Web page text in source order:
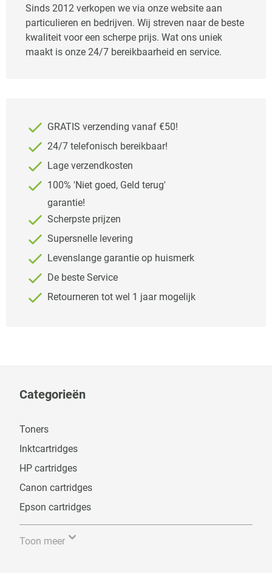
Sinds 2012 verkopen we via onze website aan
particulieren en bedrijven. Wij streven naar de beste
kwaliteit voor een scherpe prijs. Wat ons uniek
maakt is onze 24/7 bereikbaarheid en service.
GRATIS verzending vanaf €50!
24/7 telefonisch bereikbaar!
Lage verzendkosten
100% 'Niet goed, Geld terug'
garantie!
Scherpste prijzen
Supersnelle levering
Levenslange garantie op huismerk
De beste Service
Retourneren tot wel 1 jaar mogelijk
Categorieën
Toners
Inktcartridges
HP cartridges
Canon cartridges
Epson cartridges
Toon meer